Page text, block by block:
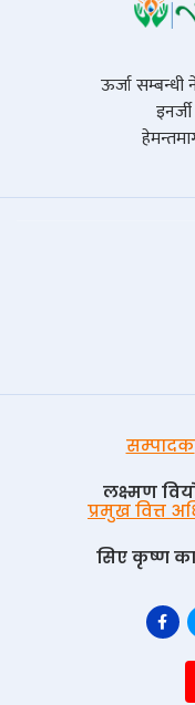
ऊर्जा
सम्पादक
लक्ष्मण
प्रमुख वित्त
सिए कृष्ण